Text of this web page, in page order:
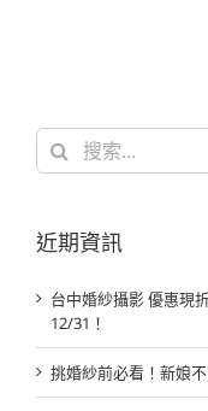
搜
近期資訊
台中婚紗攝影 優惠現
12/31！
挑婚紗前必看！新娘